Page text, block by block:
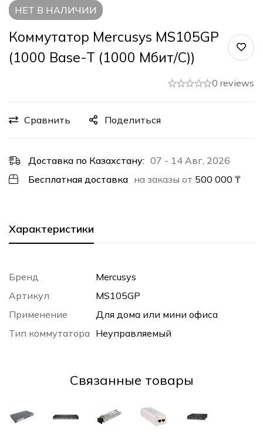
НЕТ В НАЛИЧИИ
Коммутатор Mercusys MS105GP
(1000 Base-T (1000 Мбит/с))
0 reviews
Сравнить Поделиться
Доставка по Казахстану: 07 - 14 Авг, 2026
Бесплатная доставка на заказы от 500 000 ₸
Характеристики
Бренд
Mercusys
Артикул
MS105GP
Применение
Для дома или мини офиса
Тип коммутатора Неуправляемый
Cвязанные товары